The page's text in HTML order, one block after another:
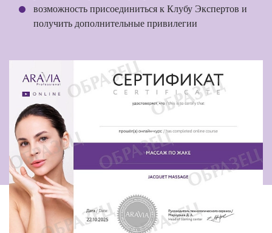
возможность присоединиться к Клубу Экспертов и
получить дополнительные привилегии